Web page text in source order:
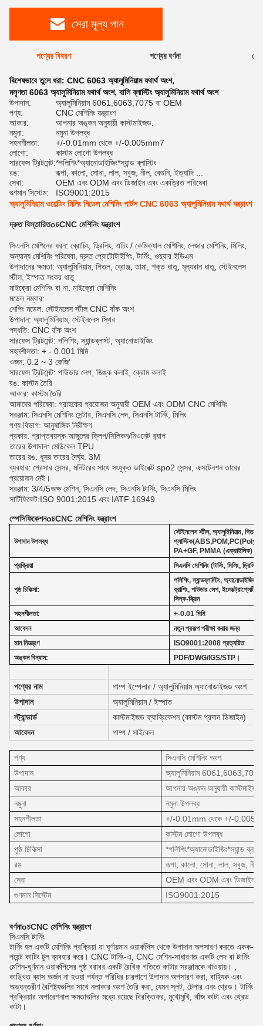
সেরা মূল্য পান
পণ্যের বিবরণ পণ্যের বর্ণনা
বিশেষভাবে তুলে ধরা: CNC 6063 অ্যালুমিনিয়াম যথার্থ অংশ,
মসৃণতা 6063 অ্যালুমিনিয়াম যথার্থ অংশ, বালি ব্লাস্টিং অ্যালুমিনিয়াম যথার্থ অংশ
উপাদান:
অ্যালুমিনিয়াম 6061,6063,7075 বা OEM
পণ্য:
CNC মেশিনিং যন্ত্রাংশ
আকার:
আপনার অঙ্কন অনুযায়ী কাস্টমাইজড.
নমুনা:
নমুনা উপলব্ধ
সহনশীলতা:
+/-0.01mm থেকে +/-0.005mm7
লোগো:
কাস্টম লোগো উপলব্ধ
সারফেস ট্রিটমেন্ট:*পলিশিং*অ্যানোডাইজিং*স্যান্ড ব্লাস্টিং
রঙ:
রূপা, কালো, সোনা, লাল, সবুজ, নীল, বেগুনি, ইত্যাদি ...
সেবা:
OEM এবং ODM এবং ডিজাইন এবং একত্রিত পরিষেবা
গুণমান সিস্টেম:
ISO9001:2015
অ্যালুমিনিয়াম ওয়েল্ডিং মিলিং নিডেল মেশিনিং পার্টস CNC 6063 অ্যালুমিনিয়াম যথার্থ যন্ত্রাংশ
দ্রুত বিস্তারিতoচCNC মেশিনিং যন্ত্রাংশ
সিএনসি মেশিনের ধরন: ব্রোচিং, ড্রিলিং, এচিং / কেমিক্যাল মেশিনিং, লেজার মেশিনিং, মিলিং,
অন্যান্য মেশিনিং পরিষেবা, দ্রুত প্রোটোটাইপিং, টার্নিং, ওয়্যার ইডিএম
উপাদানের ক্ষমতা: অ্যালুমিনিয়াম, পিতল, ব্রোঞ্জ, তামা, শক্ত ধাতু, মূল্যবান ধাতু, স্টেইনলেস
স্টীল, ইস্পাত সংকর ধাতু
মাইক্রো মেশিনিং বা না: মাইক্রো মেশিনিং
মডেল নম্বার:
শেপিং মডেল: স্টেইনলেস স্টীল CNC বাঁক অংশ
উপাদান: অ্যালুমিনিয়াম, স্টেইনলেস স্থির
পদ্ধতি: CNC বাঁক অংশ
সারফেস ট্রিটমেন্ট: পলিশিং, স্যান্ডব্লাস্ট, অ্যানোডাইজিং
সহনশীলতা: + - 0.001 মিমি
ওজন: 0.2 ~ 3 কেজি'
সারফেস ট্রিটমেন্ট: পাউডার লেপ, জিঙ্ক কলাই, ক্রোম কলাই
রঙ: কাস্টম তৈরি
আকার: কাস্টম তৈরি
আমাদের পরিষেবা: গ্রাহকের প্রয়োজন অনুযায়ী OEM এবং ODM CNC মেশিনিং
সরঞ্জাম: সিএনসি মেশিনিং সেন্টার, সিএনসি লেদ, সিএনসি টার্নিং, মিলিং
পণ্য বিভাগ: আনুষাঙ্গিক নিরীক্ষণ
প্রকার: প্রাপ্তবয়স্ক আঙ্গুলের ক্লিপ/সিলিকন/নিওনেট র‍্যাপ
তারের উপাদান: মেডিকেল TPU
তারের রঙ: ধূসর তারের দৈর্ঘ্য: 3M
ব্যবহার: প্রেসার সেন্সর, মনিটরের সাথে সংযুক্ত ডাইরেক্ট spo2 সেন্সর, এক্সটেনশন তারের
প্রয়োজন নেই।
সরঞ্জাম: 3/4/5অক্ষ মেশিন, সিএনসি লেদ, সিএনসি টার্নিং, সিএনসি মিলিং
সার্টিফিকেট:ISO 9001:2015 এবং IATF 16949
স্পেসিফিকেশনoচCNC মেশিনিং যন্ত্রাংশ
উপাদান উপলব্ধ
স্টেইনলেস স্টীল, অ্যালুমিনিয়াম, পিতল,
প্লাস্টিক(ABS,POM,PC(Poly
PA+GF, PMMA (এক্রাইলিক)
প্রক্রিয়া
সিএনসি মেশিনিং (টার্নিং, মিলিং, ড্রিলিং)
পৃষ্ঠ চিকিত্সা:
পলিশিং, স্যান্ডব্লাস্টিং, অ্যানোডাইজিং,
ব্রাশিং, পাউডার লেপ,
সিল্ক-স্ক্রিন
সহনশীলতা:
+-0.01 মিমি
আবেদন
নতুন প্রকল্প পরীক্ষা করার জন্য
মান নিয়ন্ত্রণ
ISO9001:2008 প্রত্যয়িত
অঙ্কন বিন্যাস:
PDF/DWG/IGS/STP।
পণ্যের নাম
পাম্প ইম্পেলার / অ্যালুমিনিয়াম অ্যানোডাইজড অংশ
উপাদান
অ্যালুমিনিয়াম / ইস্পাত
স্ট্যান্ডার্ড
কাস্টমাইজড ফ্যাব্রিকেশন (কাস্টম প্রদান ডিজাইন)
আবেদন
পাম্প / সাইকেল
পণ্য
সিএনসি মেশিনিং অংশ
উপাদান
অ্যালুমিনিয়াম
আকার
আপনার অঙ্কন অনুযায়ী কাস্টমাইজড.
নমুনা
নমুনা উপলব্ধ
সহনশীলতা
+/-0.01mm থেকে +/-
লোগো
কাস্টম লোগো উপলব্ধ
পৃষ্ঠ চিকিত্সা
*পলিশিং*অ্যানোডাইজিং*স্যান্ড
রঙ
রূপা, কালো, সোনা, লাল, সবুজ, নীল,
সেবা
OEM এবং ODM এবং ডিজাইন
গুণমান সিস্টেম
ISO9001:2015
বর্ণনাoচCNC মেশিনিং যন্ত্রাংশ
সিএনসি টার্নিং
টার্নিং হল একটি মেশিনিং প্রক্রিয়া যা ঘূর্ণায়মান ওয়ার্কপিস থেকে উপাদান অপসারণ করতে একক-
পয়েন্ট কাটিং টুল ব্যবহার করে। CNC টার্নিং-এ, CNC মেশিন-সাধারণত একটি লেদ বা টার্নিং
মেশিন-ঘূর্ণমান ওয়ার্কপিসের পৃষ্ঠ বরাবর একটি রৈখিক গতিতে কাটার সরঞ্জামকে খাওয়ায়। ,
কাঙ্খিত ব্যাস অর্জন না হওয়া পর্যন্ত পরিধির চারপাশে উপাদান অপসারণ করা, বাহ্যিক এবং
অভ্যন্তরীণ বৈশিষ্ট্যগুলির সাথে নলাকার অংশ তৈরি করা, যেমন স্লট, টেপার এবং থ্রেড। টার্নিং
প্রক্রিয়ার অপারেশনাল ক্ষমতাগুলির মধ্যে রয়েছে বিরক্তিকর, মুখোমুখি, খাঁজ কাটা এবং থ্রেড
কাটা।